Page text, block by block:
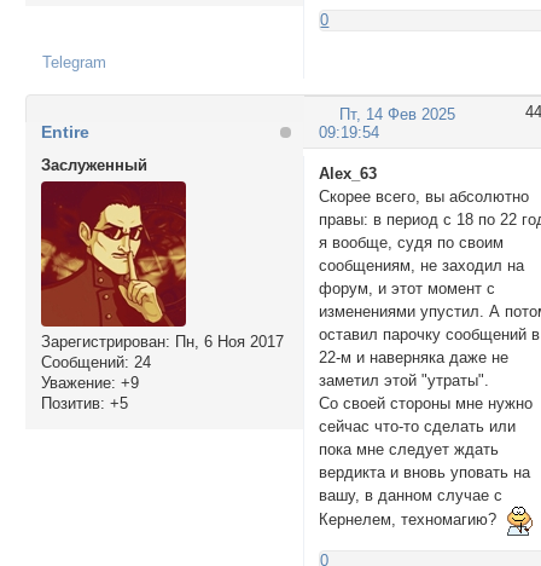
0
Telegram
44
Пт, 14 Фев 2025
09:19:54
Entire
Заслуженный
Зарегистрирован: Пн, 6 Ноя 2017
Сообщений: 24
Уважение: +9
Позитив: +5
Alex_63
Скорее всего, вы абсолютно
правы: в период с 18 по 22
я вообще, судя по своим
сообщениям, не заходил на
форум, и этот момент с
изменениями упустил. А
оставил парочку сообщений в
22-м и наверняка даже не
заметил этой "утраты".
Со своей стороны мне нужно
сейчас что-то сделать или
пока мне следует ждать
вердикта и вновь уповать на
вашу, в данном случае с
Кернелем, техномагию?
0